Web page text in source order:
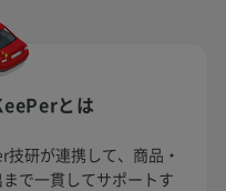
とは
研が連携して、商品・
で一貫してサポートす